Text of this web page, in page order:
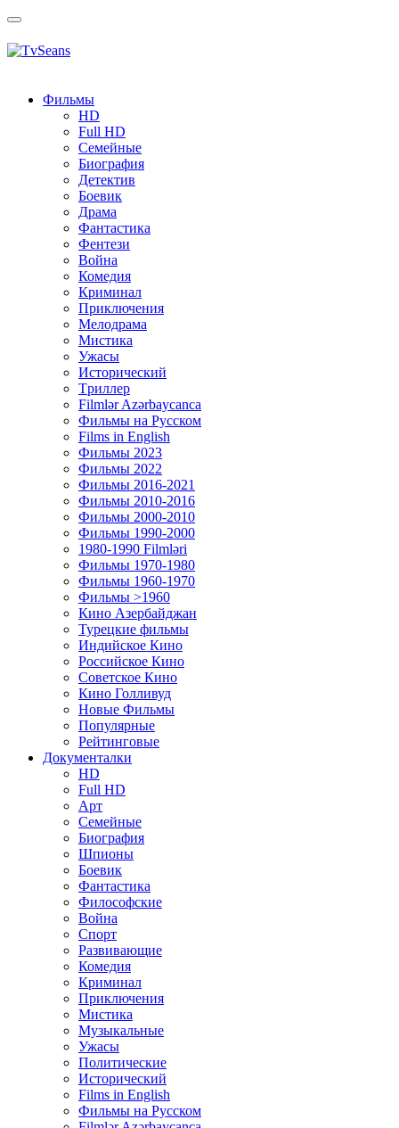
Toggle
Фильмы
HD
Full HD
Семейные
Биография
Детектив
Боевик
Драма
Фантастика
Фентези
Война
Комедия
Криминал
Приключения
Мелодрама
Мистика
Ужасы
Исторический
Tриллер
Filmlər Azərbaycanca
Фильмы на Русском
Films in English
Фильмы 2023
Фильмы 2022
Фильмы 2016-2021
Фильмы 2010-2016
Фильмы 2000-2010
Фильмы 1990-2000
1980-1990 Filmləri
Фильмы 1970-1980
Фильмы 1960-1970
Фильмы >1960
Кино Азербайджан
Турецкие фильмы
Индийское Кино
Российское Кино
Советское Кино
Кино Голливуд
Новые Фильмы
Популярные
Рейтинговые
Документалки
HD
Full HD
Арт
Семейные
Биография
Шпионы
Боевик
Фантастика
Философские
Война
Спорт
Развивающие
Комедия
Криминал
Приключения
Мистика
Музыкальные
Ужасы
Политические
Исторический
Films in English
Фильмы на Русском